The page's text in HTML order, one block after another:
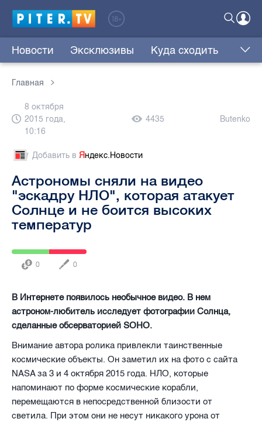
Новости Эксклюзивы Куда сходить
Главная
8 октября
2015 года,
10:16
4435 Butenko
Добавить в Яндекс.Новости
Астрономы сняли на видео
"эскадру НЛО", которая атакует
Солнце и не боится высоких
температур
0 0
В Интернете появилось необычное видео. В нем
астроном-любитель исследует фотографии Солнца,
сделанные обсерваторией SOHO.
Внимание автора ролика привлекли таинственные
космические объекты. Он заметил их на фото с сайта
NASA за 3 и 4 октября 2015 года. НЛО, которые
напоминают по форме космические корабли,
перемещаются в непосредственной близости от
светила. При этом они не несут никакого урона от